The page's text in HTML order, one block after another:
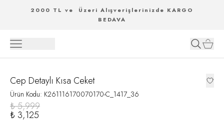
2000 TL ve Üzeri Alışverişlerinizde KARGO
BEDAVA
Cep Detaylı Kısa Ceket
Ürün Kodu: K261116170070170-C_1417_36
₺ 5,999
₺ 3,125